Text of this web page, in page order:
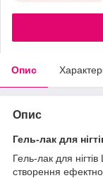
Опис
Опис
Гель-лак для
Гель-лак для
створення